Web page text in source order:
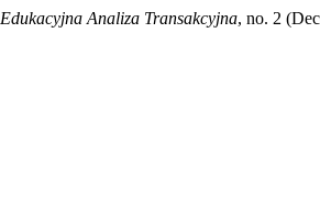
Edukacyjna Analiza Transakcyjna, no. 2